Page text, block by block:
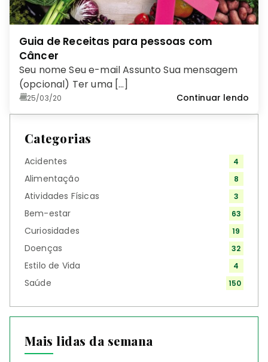
Guia de Receitas para pessoas com
Câncer
Seu nome Seu e-mail Assunto Sua mensagem
(opcional) Ter uma […]
25/03/20 Continuar lendo
Categorias
Acidentes 4
Alimentação 8
Atividades Físicas 3
Bem-estar 63
Curiosidades 19
Doenças 32
Estilo de Vida 4
Saúde 150
Mais lidas da semana